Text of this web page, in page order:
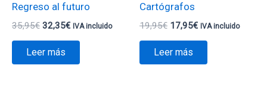
Regreso al futuro
35,95€ 32,35€ IVA incluido
Leer más
Cartógrafos
19,95€ 17,95€ IVA incluido
Leer más